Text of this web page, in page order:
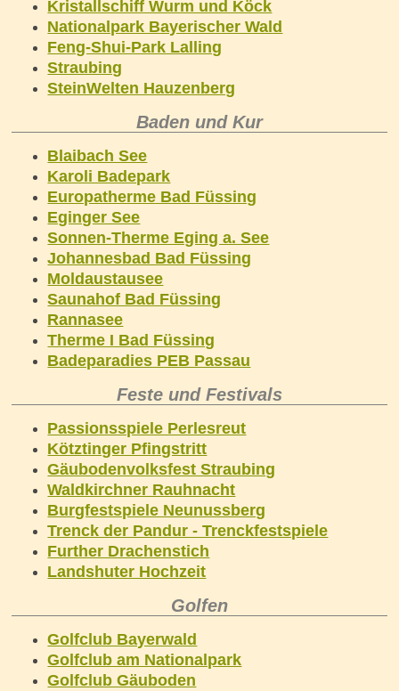
Kristallschiff Wurm und Köck
Nationalpark Bayerischer Wald
Feng-Shui-Park Lalling
Straubing
SteinWelten Hauzenberg
Baden und Kur
Blaibach See
Karoli Badepark
Europatherme Bad Füssing
Eginger See
Sonnen-Therme Eging a. See
Johannesbad Bad Füssing
Moldaustausee
Saunahof Bad Füssing
Rannasee
Therme I Bad Füssing
Badeparadies PEB Passau
Feste und Festivals
Passionsspiele Perlesreut
Kötztinger Pfingstritt
Gäubodenvolksfest Straubing
Waldkirchner Rauhnacht
Burgfestspiele Neunussberg
Trenck der Pandur - Trenckfestspiele
Further Drachenstich
Landshuter Hochzeit
Golfen
Golfclub Bayerwald
Golfclub am Nationalpark
Golfclub Gäuboden